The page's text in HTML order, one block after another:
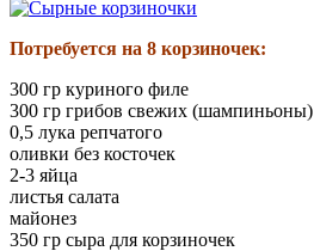
Потребуется на 8 корзиночек:
300 гр куриного филе
300 гр грибов свежих (шампиньоны)
0,5 лука репчатого
оливки без косточек
2-3 яйца
листья салата
майонез
350 гр сыра для корзиночек